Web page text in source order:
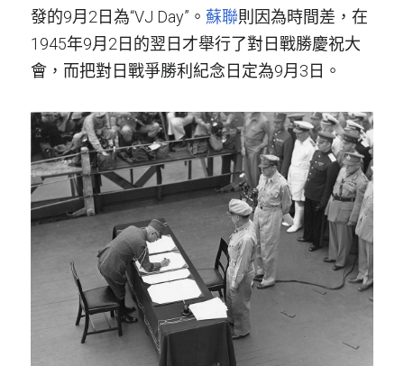
發的9月2日為“VJ Day”。 蘇聯則因為時間差，在
1945年9月2日的翌日才舉行了對日戰勝慶祝大
會，而把對日戰爭勝利紀念日定為9月3日。